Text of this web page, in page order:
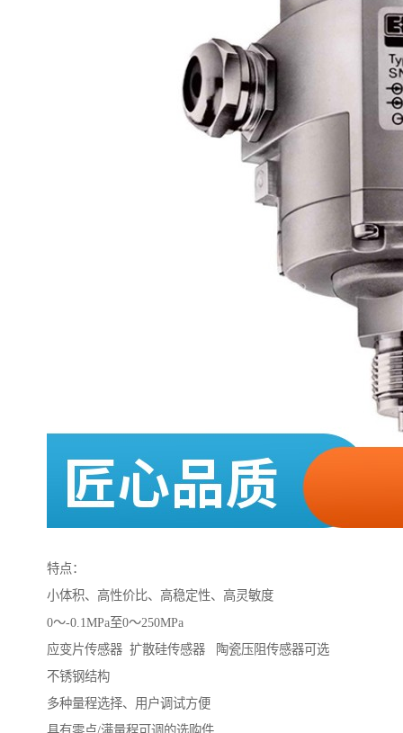
特点：
小体积、高性价比、高稳定性、高灵敏度
0～-0.1MPa至0～250MPa
应变片传感器 扩散硅传感器 陶瓷压阻传感器可选
不锈钢结构
多种量程选择、用户调试方便